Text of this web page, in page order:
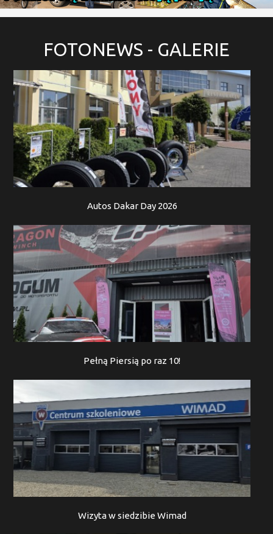
FOTONEWS - GALERIE
Autos Dakar Day 2026
Pełną Piersią po raz 10!
Wizyta w siedzibie Wimad